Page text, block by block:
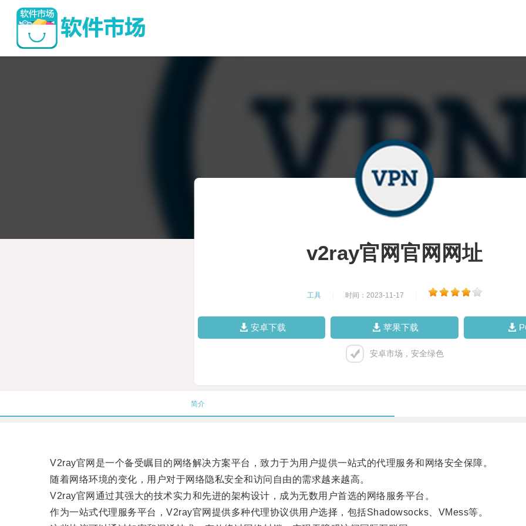
v2ray官网官网网址
工具 时间：2023-11-17
安卓下载 苹果下载
安卓市场，安全绿色
简介
V2ray官网是一个备受瞩目的网络解决方案平台，致力于为用户提供一站式的代理服务和网络安全保障。
随着网络环境的变化，用户对于网络隐私安全和访问自由的需求越来越高。
V2ray官网通过其强大的技术实力和先进的架构设计，成为无数用户首选的网络服务平台。
作为一站式代理服务平台，V2ray官网提供多种代理协议供用户选择，包括Shadowsocks、VMess等。